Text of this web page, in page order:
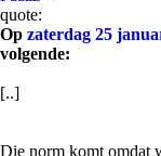
quote:
Op zaterdag 25
volgende:
[..]
Die norm komt omdat